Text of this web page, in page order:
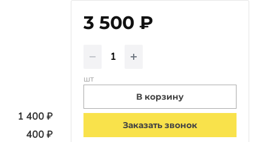
1 400 ₽
400 ₽
3 500 ₽
шт
В корзину
Заказать звонок